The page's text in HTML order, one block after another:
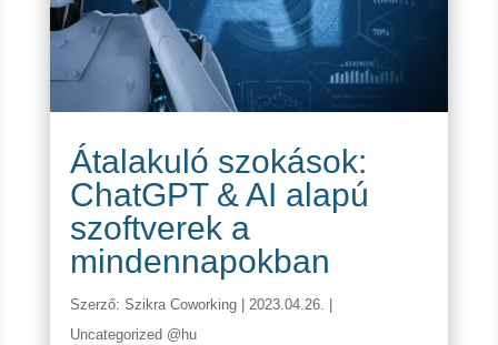
Átalakuló szokások:
ChatGPT & AI alapú
szoftverek a
mindennapokban
Szerző: Szikra Coworking| 2023.04.26.
Uncategorized @hu